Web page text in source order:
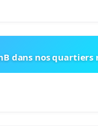
dans nos